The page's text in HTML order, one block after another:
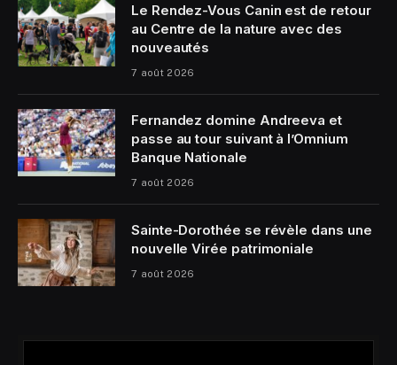
Le Rendez-Vous Canin est de retour
au Centre de la nature avec des
nouveautés
7 août 2026
Fernandez domine Andreeva et
passe au tour suivant à l’Omnium
Banque Nationale
7 août 2026
Sainte-Dorothée se révèle dans une
nouvelle Virée patrimoniale
7 août 2026